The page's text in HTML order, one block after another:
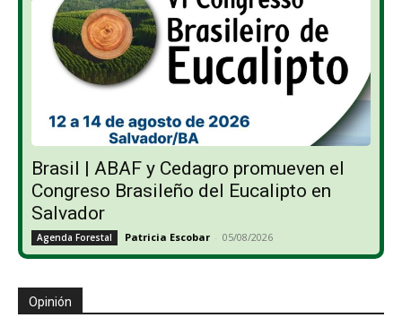
Brasil | ABAF y Cedagro promueven el
Congreso Brasileño del Eucalipto en
Salvador
Agenda Forestal Patricia Escobar - 05/08/2026
Opinión